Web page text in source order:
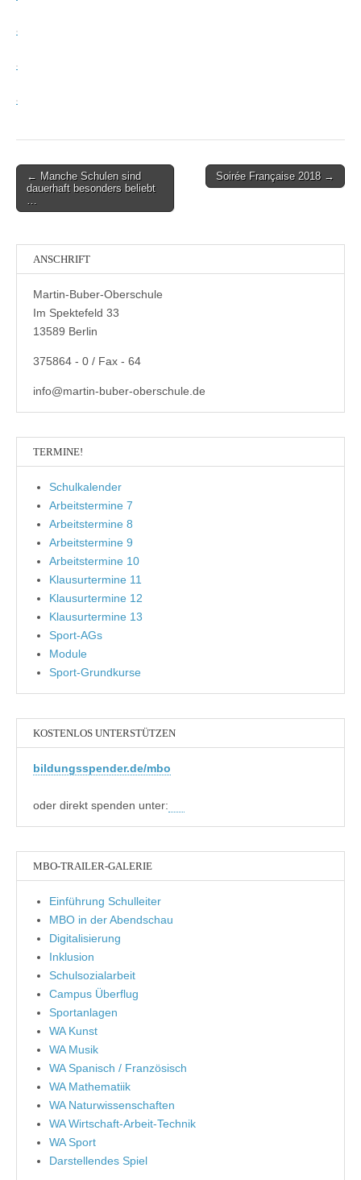
Post
navigation
← Manche Schulen sind
dauerhaft besonders beliebt
…
Soirée Française 2018 →
ANSCHRIFT
Martin-Buber-Oberschule
Im Spektefeld 33
13589 Berlin
375864 - 0 / Fax - 64
info@martin-buber-oberschule.de
TERMINE!
Schulkalender
Arbeitstermine 7
Arbeitstermine 8
Arbeitstermine 9
Arbeitstermine 10
Klausurtermine 11
Klausurtermine 12
Klausurtermine 13
Sport-AGs
Module
Sport-Grundkurse
KOSTENLOS UNTERSTÜTZEN
bildungsspender.de/mbo
oder direkt spenden unter:
MBO-TRAILER-GALERIE
Einführung Schulleiter
MBO in der Abendschau
Digitalisierung
Inklusion
Schulsozialarbeit
Campus Überflug
Sportanlagen
WA Kunst
WA Musik
WA Spanisch / Französisch
WA Mathematiik
WA Naturwissenschaften
WA Wirtschaft-Arbeit-Technik
WA Sport
Darstellendes Spiel